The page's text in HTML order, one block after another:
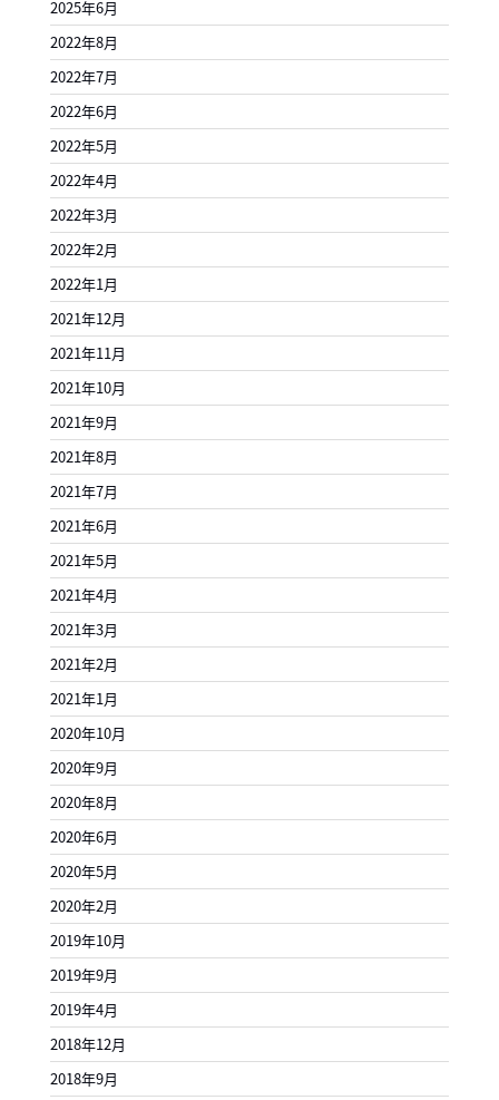
2025年6月
2022年8月
2022年7月
2022年6月
2022年5月
2022年4月
2022年3月
2022年2月
2022年1月
2021年12月
2021年11月
2021年10月
2021年9月
2021年8月
2021年7月
2021年6月
2021年5月
2021年4月
2021年3月
2021年2月
2021年1月
2020年10月
2020年9月
2020年8月
2020年6月
2020年5月
2020年2月
2019年10月
2019年9月
2019年4月
2018年12月
2018年9月